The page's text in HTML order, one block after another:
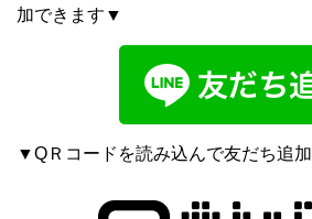
加できます▼
▼QＲコードを読み込んで友だち追